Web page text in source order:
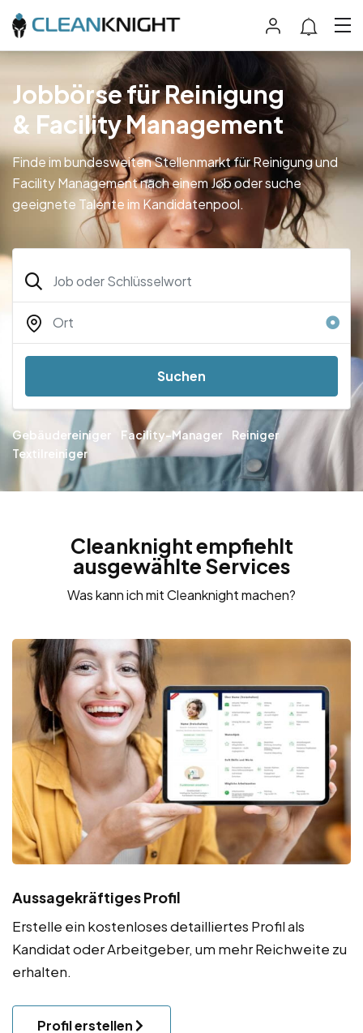
Jobbörse für Reinigung
& Facility Management
Finde im bundesweiten Stellenmarkt für Reinigung und
Facility Management nach einem Job oder suche
geeignete Talente im Kandidatenpool.
Suchen
Gebäudereiniger Facility-Manager
Reiniger
Textilreiniger
Cleanknight empfiehlt
ausgewählte Services
Was kann ich mit Cleanknight machen?
Aussagekräftiges Profil
Erstelle ein kostenloses detailliertes Profil als
Kandidat oder Arbeitgeber, um mehr Reichweite zu
erhalten.
Profil erstellen